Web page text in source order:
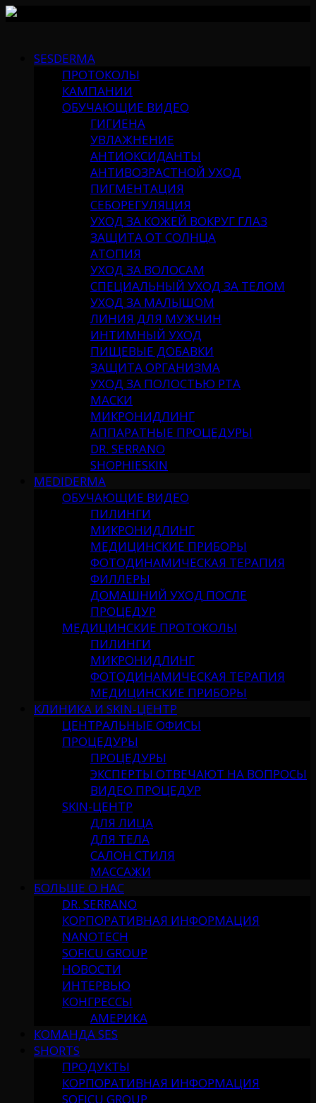
contentSESDERMA
ПРОТОКОЛЫ
КАМПАНИИ
ОБУЧАЮЩИЕ ВИДЕО
ГИГИЕНА
УВЛАЖНЕНИЕ
АНТИОКСИДАНТЫ
АНТИВОЗРАСТНОЙ УХОД
ПИГМЕНТАЦИЯ
СЕБОРЕГУЛЯЦИЯ
УХОД ЗА КОЖЕЙ ВОКРУГ ГЛАЗ
ЗАЩИТА ОТ СОЛНЦА
АТОПИЯ
УХОД ЗА ВОЛОСАМ
СПЕЦИАЛЬНЫЙ УХОД ЗА ТЕЛОМ
УХОД ЗА МАЛЫШОМ
ЛИНИЯ ДЛЯ МУЖЧИН
ИНТИМНЫЙ УХОД
ПИЩЕВЫЕ ДОБАВКИ
ЗАЩИТА ОРГАНИЗМА
УХОД ЗА ПОЛОСТЬЮ РТА
МАСКИ
МИКРОНИДЛИНГ
АППАРАТНЫЕ ПРОЦЕДУРЫ
DR. SERRANO
SHOPHIESKIN
MEDIDERMA
ОБУЧАЮЩИЕ ВИДЕО
ПИЛИНГИ
МИКРОНИДЛИНГ
МЕДИЦИНСКИЕ ПРИБОРЫ
ФОТОДИНАМИЧЕСКАЯ ТЕРАПИЯ
ФИЛЛЕРЫ
ДОМАШНИЙ УХОД ПОСЛЕ
ПРОЦЕДУР
МЕДИЦИНСКИЕ ПРОТОКОЛЫ
ПИЛИНГИ
МИКРОНИДЛИНГ
ФОТОДИНАМИЧЕСКАЯ ТЕРАПИЯ
МЕДИЦИНСКИЕ ПРИБОРЫ
КЛИНИКА И SKIN-ЦЕНТР
ЦЕНТРАЛЬНЫЕ ОФИСЫ
ПРОЦЕДУРЫ
ПРОЦЕДУРЫ
ЭКСПЕРТЫ ОТВЕЧАЮТ НА ВОПРОСЫ
ВИДЕО ПРОЦЕДУР
SKIN-ЦЕНТР
ДЛЯ ЛИЦА
ДЛЯ ТЕЛА
САЛОН СТИЛЯ
МАССАЖИ
БОЛЬШЕ О НАС
DR. SERRANO
КОРПОРАТИВНАЯ ИНФОРМАЦИЯ
NANOTECH
SOFICU GROUP
НОВОСТИ
ИНТЕРВЬЮ
КОНГРЕССЫ
АМЕРИКА
КОМАНДА SES
SHORTS
ПРОДУКТЫ
КОРПОРАТИВНАЯ ИНФОРМАЦИЯ
SOFICU GROUP